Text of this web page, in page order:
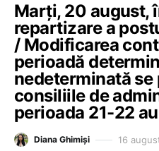
Marți, 20 august,
repartizare a
/ Modificarea
perioadă
nedeterminată se
consiliile de
perioada 21-22
Diana Ghimiși 16